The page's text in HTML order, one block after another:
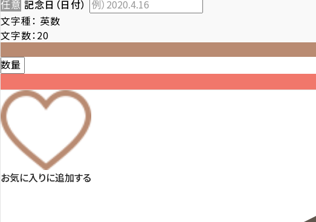
任意 記念日（日付）
文字種： 英数
文字数：20
数量
お気に入りに追加する